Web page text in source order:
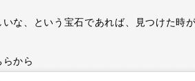
いな、という宝石であれば、見つけた時
から